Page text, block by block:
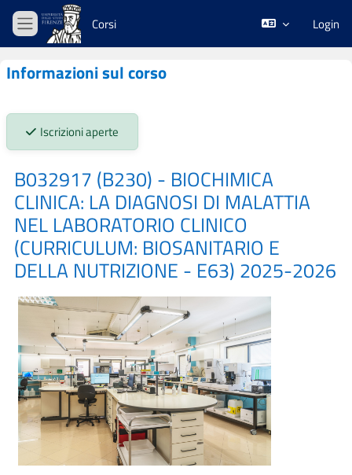
Vai al contenuto principale
Pannello laterale
Corsi Login
Informazioni sul corso
Stato iscrizioni:
Iscrizioni aperte
B032917 (B230) - BIOCHIMICA
CLINICA: LA DIAGNOSI DI MALATTIA
NEL LABORATORIO CLINICO
(CURRICULUM: BIOSANITARIO E
DELLA NUTRIZIONE - E63) 2025-2026